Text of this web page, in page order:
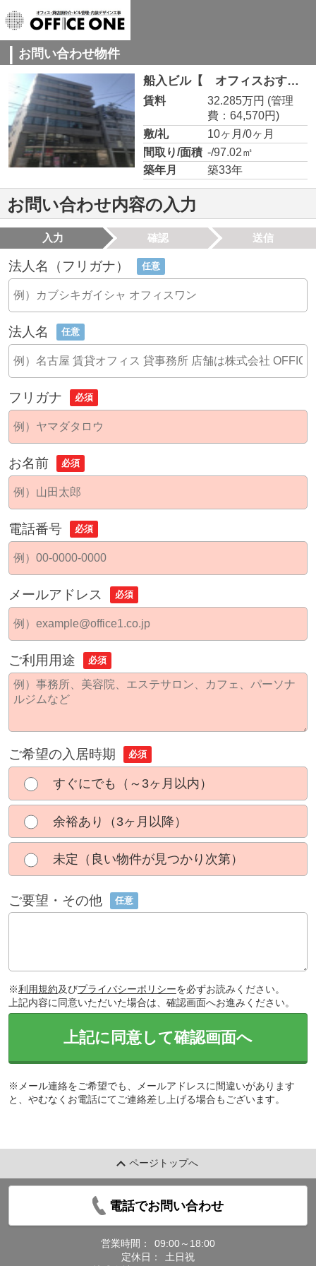
お問い合わせ物件
船入ビル【 オフィスおすすめ 】 5B
賃料 32.285万円 (管理
費：64,570円)
敷/礼
10ヶ月/0ヶ月
間取り/面積 -/97.02㎡
築年月
築33年
お問い合わせ内容の入力
入力 確認 送信
法人名（フリガナ） 任意
法人名 任意
フリガナ 必須
お名前 必須
電話番号 必須
メールアドレス 必須
ご利用用途 必須
ご希望の入居時期 必須
すぐにでも（～3ヶ月以内）
余裕あり（3ヶ月以降）
未定（良い物件が見つかり次第）
ご要望・その他 任意
※利用規約及びプライバシーポリシーを必ずお読みください。
上記内容に同意いただいた場合は、確認画面へお進みください。
上記に同意して確認画面へ
※メール連絡をご希望でも、メールアドレスに間違いがあります
と、やむなくお電話にてご連絡差し上げる場合もございます。
ページトップへ
電話でお問い合わせ
営業時間：
09:00～18:00
定休日：
土日祝